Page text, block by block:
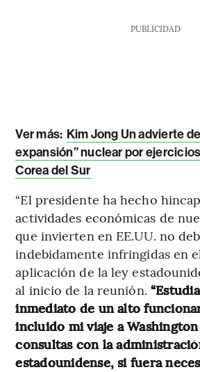
PUBLICIDAD
Ver más: Kim Jong Un advierte
expansión” nuclear por
Corea del Sur
“El presidente ha hecho
actividades económicas de
que invierten en EE.UU. no
indebidamente infringidas en
aplicación de la ley
al inicio de la reunión.
inmediato de un alto
incluido mi viaje a
consultas con la
estadounidense, si fuera